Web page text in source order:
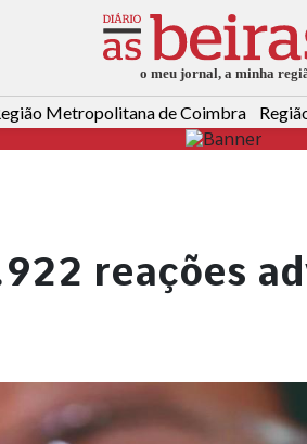
Metropolitana de Coimbra
reações